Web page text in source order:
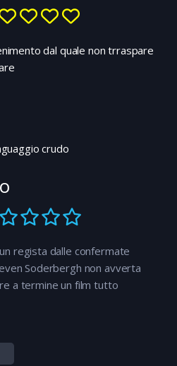
a indossare la divisa. I due
L'anno di ferma di John sta per
tragedia dell'11 settembre
è suo dovere prolungarla per
lunga attesa inizia ad essere
dal quale non trraspare
crudo
regista dalle confermate
Soderbergh non avverta
a termine un film tutto